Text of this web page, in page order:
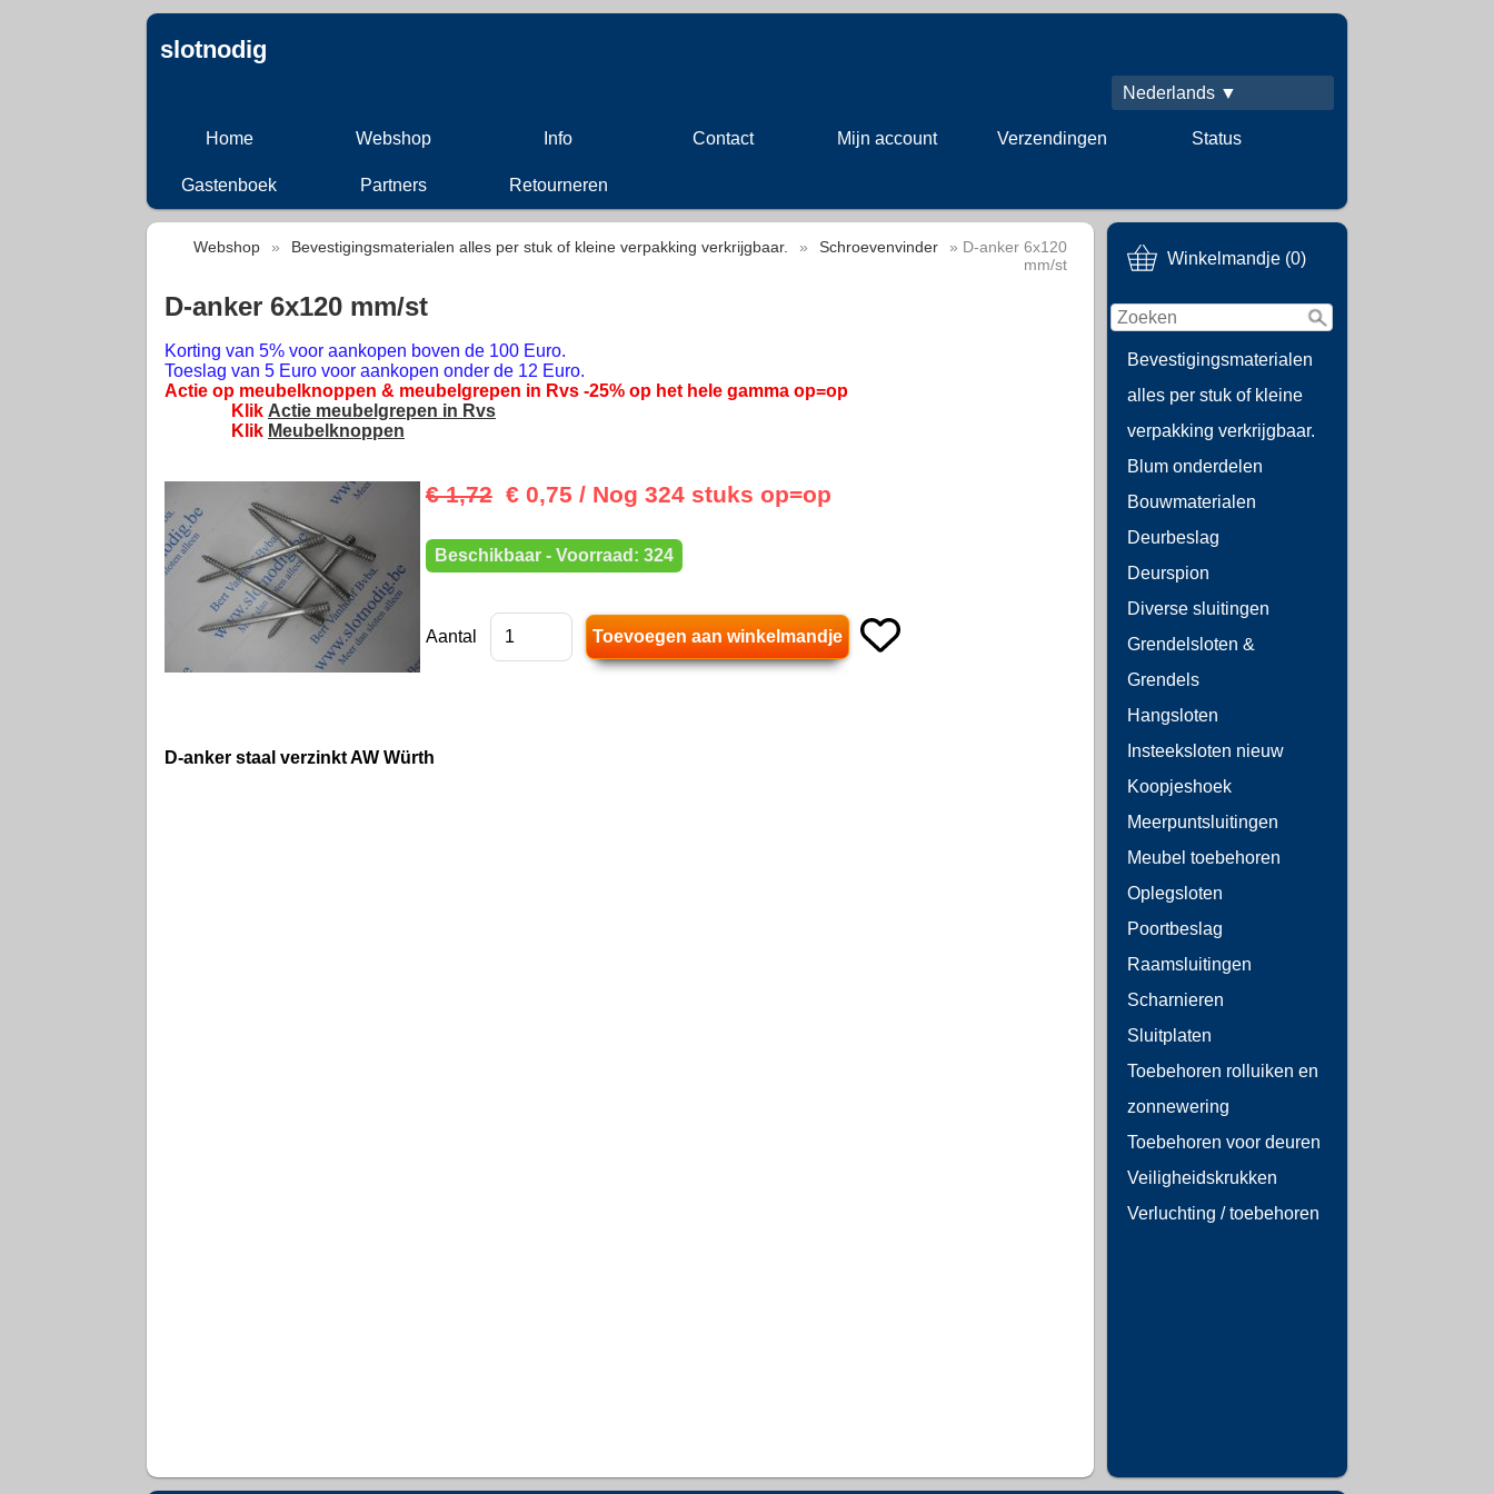
slotnodig
Nederlands ▼
Home Webshop Info Contact Mijn account Verzendingen Status
Gastenboek Partners Retourneren
Winkelmandje (0)
Bevestigingsmaterialen
alles per stuk of kleine
verpakking verkrijgbaar.
Blum onderdelen
Bouwmaterialen
Deurbeslag
Deurspion
Diverse sluitingen
Grendelsloten &
Grendels
Hangsloten
Insteeksloten nieuw
Koopjeshoek
Meerpuntsluitingen
Meubel toebehoren
Oplegsloten
Poortbeslag
Raamsluitingen
Scharnieren
Sluitplaten
Toebehoren rolluiken en
zonnewering
Toebehoren voor deuren
Veiligheidskrukken
Verluchting / toebehoren
Webshop » Bevestigingsmaterialen alles per stuk of kleine verpakking verkrijgbaar. » Schroevenvinder
» D-anker 6x120
mm/st
D-anker 6x120 mm/st
Korting van 5% voor aankopen boven de 100 Euro.
Toeslag van 5 Euro voor aankopen onder de 12 Euro.
Actie op meubelknoppen & meubelgrepen in Rvs -25% op het hele gamma op=op
Klik Actie meubelgrepen in Rvs
Klik Meubelknoppen
€ 1,72 € 0,75 / Nog 324 stuks op=op
Beschikbaar - Voorraad: 324
Aantal
D-anker staal verzinkt AW Würth